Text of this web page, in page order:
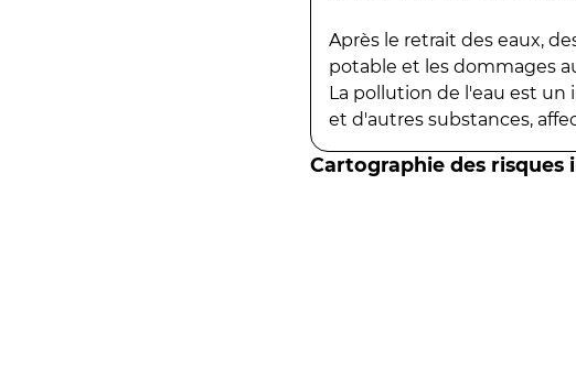
Après le retrait des eaux,
potable et les dommages
La pollution de l'eau est un
et d'autres substances,
Cartographie des